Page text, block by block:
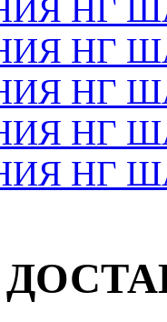
НГ
НГ
НГ
НГ
НГ